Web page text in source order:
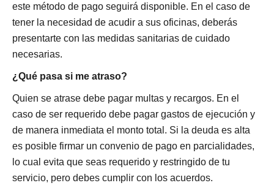
este método de pago seguirá disponible. En el caso de
tener la necesidad de acudir a sus oficinas, deberás
presentarte con las medidas sanitarias de cuidado
necesarias.
¿Qué pasa si me atraso?
Quien se atrase debe pagar multas y recargos. En el
caso de ser requerido debe pagar gastos de ejecución y
de manera inmediata el monto total. Si la deuda es alta
es posible firmar un convenio de pago en parcialidades,
lo cual evita que seas requerido y restringido de tu
servicio, pero debes cumplir con los acuerdos.